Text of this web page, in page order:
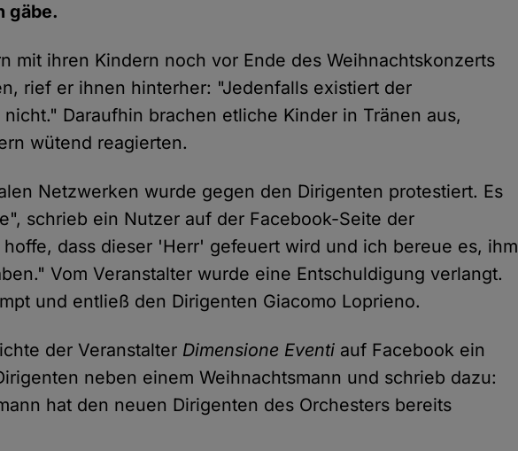
gäbe.
mit ihren Kindern noch vor Ende des Weihnachtskonzerts
rief er ihnen hinterher: "Jedenfalls existiert der
nicht." Daraufhin brachen etliche Kinder in Tränen aus,
wütend reagierten.
Netzwerken wurde gegen den Dirigenten protestiert. Es
schrieb ein Nutzer auf der Facebook-Seite der
hoffe, dass dieser 'Herr' gefeuert wird und ich bereue es, ihm
Vom Veranstalter wurde eine Entschuldigung verlangt.
und entließ den Dirigenten Giacomo Loprieno.
der Veranstalter Dimensione Eventi auf Facebook ein
neben einem Weihnachtsmann und schrieb dazu:
hat den neuen Dirigenten des Orchesters bereits